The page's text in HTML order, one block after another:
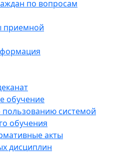
по вопросам
приемной
обучение
пользованию системой
обучения
акты
дисциплин